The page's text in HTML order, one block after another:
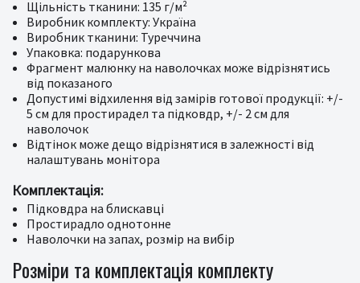
Щільність тканини: 135 г/м²
Виробник комплекту: Україна
Виробник тканини: Туреччина
Упаковка: подарункова
Фрагмент малюнку на наволочках може відрізнятись
від показаного
Допустимі відхилення від замірів готової продукції: +/-
5 см для простирадел та підковдр, +/- 2 см для
наволочок
Відтінок може дещо відрізнятися в залежності від
налаштувань монітора
Комплектація:
Підковдра на блискавці
Простирадло однотонне
Наволочки на запах, розмір на вибір
Розміри та комплектація комплекту